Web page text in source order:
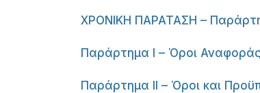
ΧΡΟΝΙΚΗ ΠΑΡΑΤΑΣΗ –
Παράρτημα I – Όροι
Παράρτημα II – Όροι και